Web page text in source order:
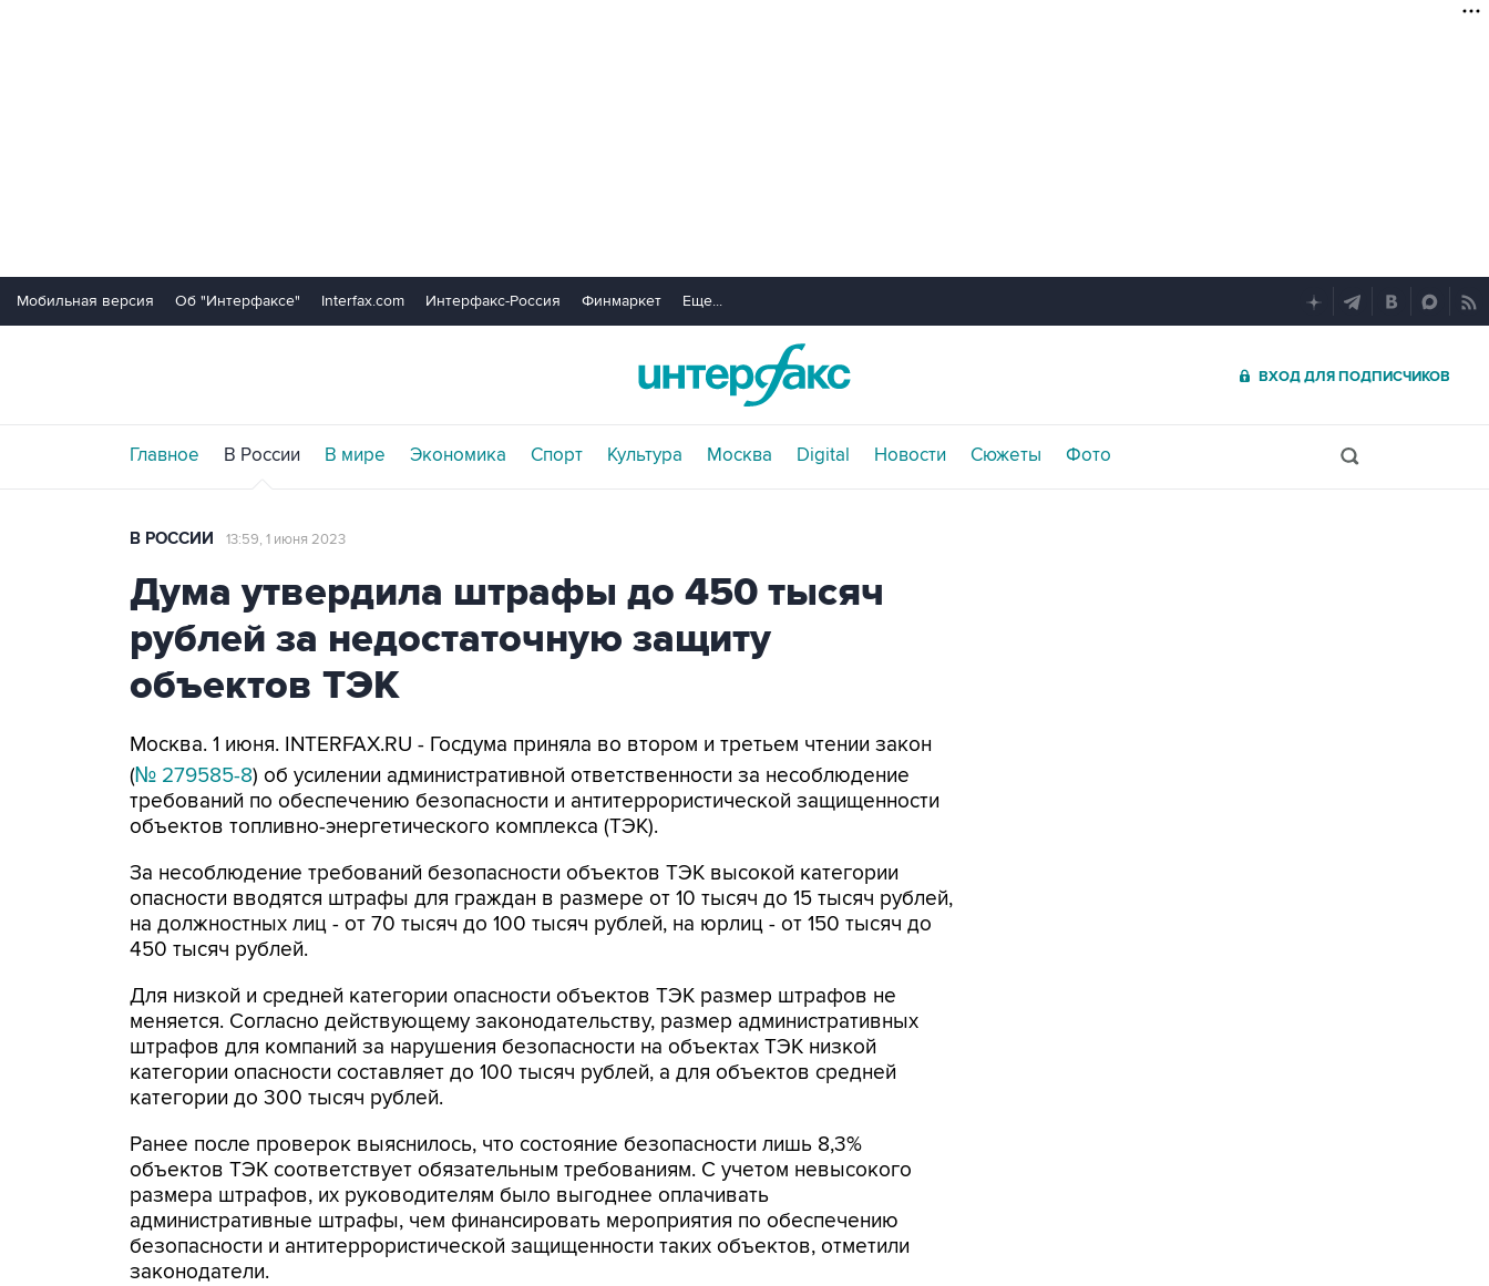
Мобильная версия Об "Интерфаксе" Interfax.com Интерфакс-Россия Финмаркет Еще...
ВХОД ДЛЯ ПОДПИСЧИКОВ
Главное В России В мире Экономика Спорт Культура Москва Digital Новости Сюжеты Фото
В РОССИИ 13:59, 1 июня 2023
Дума утвердила штрафы до 450 тысяч
рублей за недостаточную защиту
объектов ТЭК
Москва. 1 июня. INTERFAX.RU - Госдума приняла во втором и третьем чтении закон
(№ 279585-8) об усилении административной ответственности за несоблюдение
требований по обеспечению безопасности и антитеррористической защищенности
объектов топливно-энергетического комплекса (ТЭК).
За несоблюдение требований безопасности объектов ТЭК высокой категории
опасности вводятся штрафы для граждан в размере от 10 тысяч до 15 тысяч рублей,
на должностных лиц - от 70 тысяч до 100 тысяч рублей, на юрлиц - от 150 тысяч до
450 тысяч рублей.
Для низкой и средней категории опасности объектов ТЭК размер штрафов не
меняется. Согласно действующему законодательству, размер административных
штрафов для компаний за нарушения безопасности на объектах ТЭК низкой
категории опасности составляет до 100 тысяч рублей, а для объектов средней
категории до 300 тысяч рублей.
Ранее после проверок выяснилось, что состояние безопасности лишь 8,3%
объектов ТЭК соответствует обязательным требованиям. С учетом невысокого
размера штрафов, их руководителям было выгоднее оплачивать
административные штрафы, чем финансировать мероприятия по обеспечению
безопасности и антитеррористической защищенности таких объектов, отметили
законодатели.